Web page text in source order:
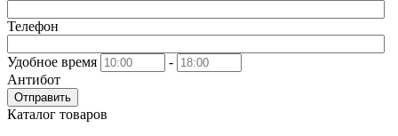
Телефон
Удобное время
-
Антибот
Отправить
Каталог товаров